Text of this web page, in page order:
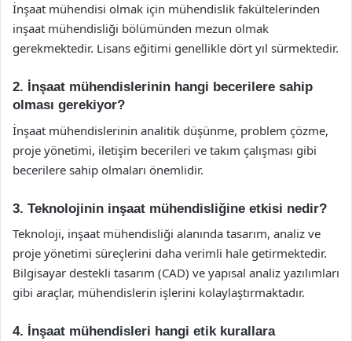
İnşaat mühendisi olmak için mühendislik fakültelerinden
inşaat mühendisliği bölümünden mezun olmak
gerekmektedir. Lisans eğitimi genellikle dört yıl sürmektedir.
2. İnşaat mühendislerinin hangi becerilere sahip
olması gerekiyor?
İnşaat mühendislerinin analitik düşünme, problem çözme,
proje yönetimi, iletişim becerileri ve takım çalışması gibi
becerilere sahip olmaları önemlidir.
3. Teknolojinin inşaat mühendisliğine etkisi nedir?
Teknoloji, inşaat mühendisliği alanında tasarım, analiz ve
proje yönetimi süreçlerini daha verimli hale getirmektedir.
Bilgisayar destekli tasarım (CAD) ve yapısal analiz yazılımları
gibi araçlar, mühendislerin işlerini kolaylaştırmaktadır.
4. İnşaat mühendisleri hangi etik kurallara